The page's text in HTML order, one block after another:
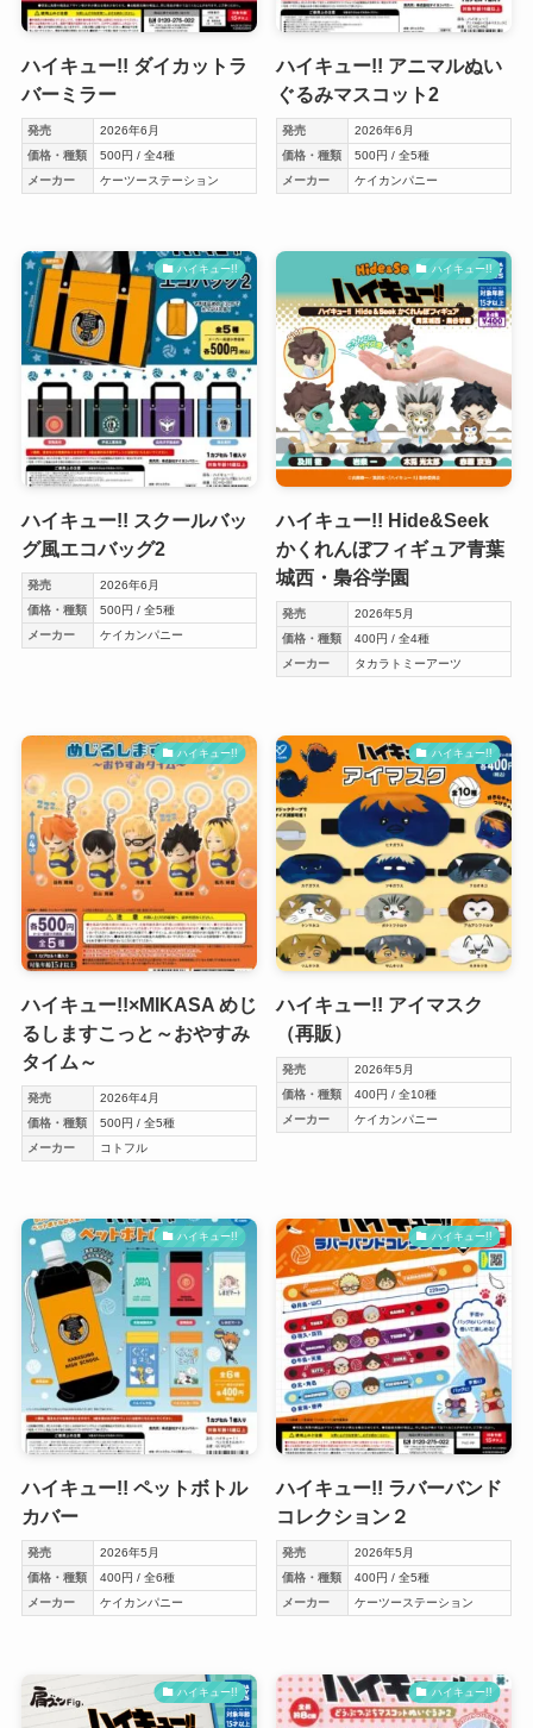
ハイキュー!! ダイカットラ
バーミラー
発売
2026年6月
価格・種類
500円 / 全4種
メーカー
ケーツーステーション
ハイキュー!! アニマルぬい
ぐるみマスコット2
発売
2026年6月
価格・種類
500円 / 全5種
メーカー
ケイカンパニー
ハイキュー!!
ハイキュー!! スクールバッ
グ風エコバッグ2
発売
2026年6月
価格・種類
500円 / 全5種
メーカー
ケイカンパニー
ハイキュー!!
ハイキュー!! Hide&Seek
かくれんぼフィギュア青葉
城西・梟谷学園
発売
2026年5月
価格・種類
400円 / 全4種
メーカー
タカラトミーアーツ
ハイキュー!!
ハイキュー!!×MIKASA めじ
るしますこっと～おやすみ
タイム～
発売
2026年4月
価格・種類
500円 / 全5種
メーカー
コトフル
ハイキュー!!
ハイキュー!! アイマスク
（再販）
発売
2026年5月
価格・種類
400円 / 全10種
メーカー
ケイカンパニー
ハイキュー!!
ハイキュー!! ペットボトル
カバー
発売
2026年5月
価格・種類
400円 / 全6種
メーカー
ケイカンパニー
ハイキュー!!
ハイキュー!! ラバーバンド
コレクション２
発売
2026年5月
価格・種類
400円 / 全5種
メーカー
ケーツーステーション
ハイキュー!! ハイキュー!!